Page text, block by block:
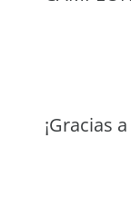
¡Gracias